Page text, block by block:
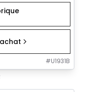
#U1931B